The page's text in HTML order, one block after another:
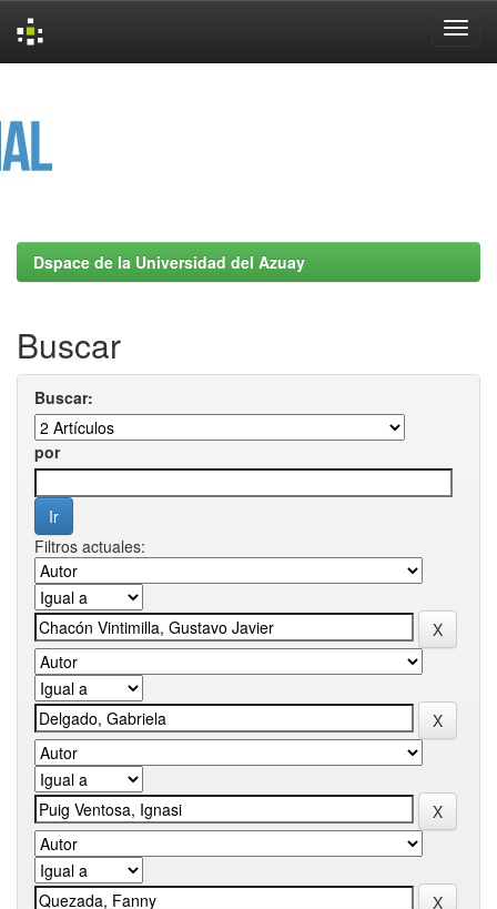
Dspace de la Universidad del Azuay
Buscar
Buscar:
por
Filtros actuales: